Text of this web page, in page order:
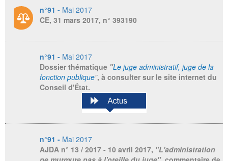
n°91 - Mai 2017
CE, 31 mars 2017, n° 393190
n°91 - Mai 2017
Dossier thématique "Le juge administratif, juge de la
fonction publique", à consulter sur le site internet du
Conseil d'État.
n°91 - Mai 2017
AJDA n° 13 / 2017 - 10 avril 2017, "L'administration